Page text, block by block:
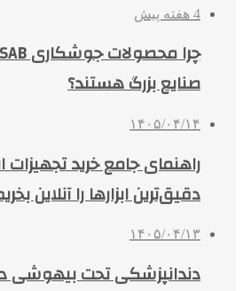
4 هفته پیش
صنایع بزرگ هستند؟
۱۴۰۵/۰۴/۱۴
راهنمای جامع خرید تجهیزات
دقیق‌ترین ابزارها را آنلاین
۱۴۰۵/۰۴/۱۳
دندانپزشکی تحت بیهوشی